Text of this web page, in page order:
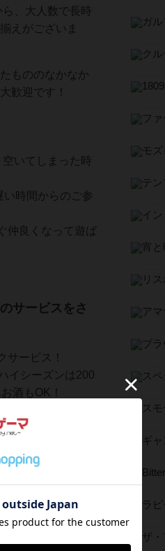
、大人数で長時
えがございま
もののなかなか
歓迎です！
いてしまった時
い時間からのご参
仲良くなって遊ば
サービスをさ
サービス！
イシーズンは200
酒もOK！
ません。
、一人用ゲーム
お読みいただい
のみ頂戴いたし
支払いいただけ